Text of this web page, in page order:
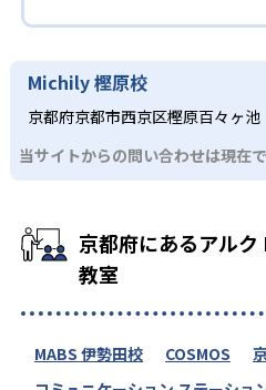
Michily 樫原校
京都府京都市西京区樫原百々ヶ池
当サイトからの問い合わせは現在
京都府にあるアル
教室
MABS 伊勢田校 COSMOS